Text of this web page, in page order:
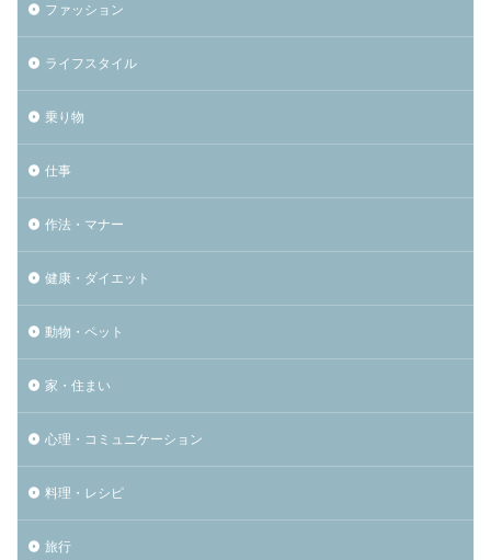
ファッション
ライフスタイル
乗り物
仕事
作法・マナー
健康・ダイエット
動物・ペット
家・住まい
心理・コミュニケーション
料理・レシピ
旅行